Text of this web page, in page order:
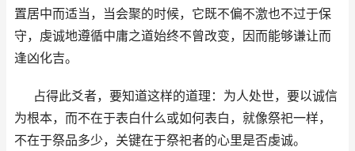
置居中而适当，当会聚的时候，它既不偏不激也不过于保
守，虔诚地遵循中庸之道始终不曾改变，因而能够谦让而
逢凶化吉。
占得此爻者，要知道这样的道理：为人处世，要以诚信
为根本，而不在于表白什么或如何表白，就像祭祀一样，
不在于祭品多少，关键在于祭祀者的心里是否虔诚。